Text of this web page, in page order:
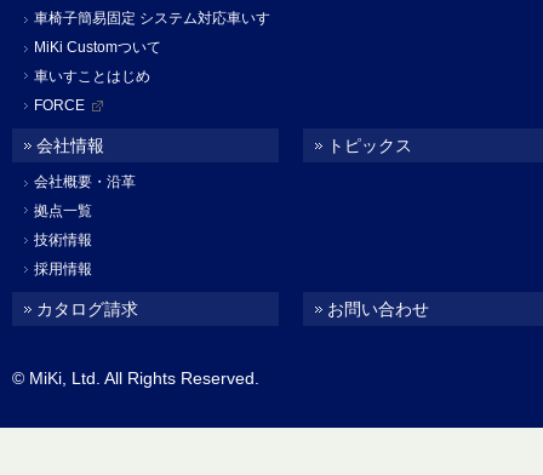
車椅子簡易固定 システム対応車いす
MiKi Customついて
車いすことはじめ
FORCE
会社情報
会社概要・沿革
拠点一覧
技術情報
採用情報
トピックス
カタログ請求 お問い合わせ
© MiKi, Ltd. All Rights Reserved.